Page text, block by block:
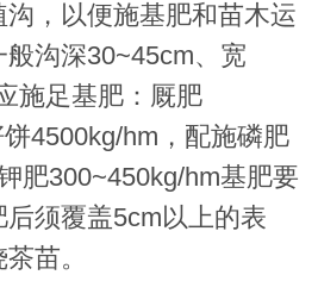
，以便施基肥和苗木运
沟深30~45cm、宽
施足基肥：厩肥
4500kg/hm，配施磷肥
肥300~450kg/hm基肥要
须覆盖5cm以上的表
苗。